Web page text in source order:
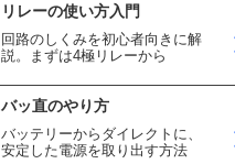
リレーの使い方入門
回路のしくみを初心者向きに解
説。まずは4極リレーから
バッ直のやり方
バッテリーからダイレクトに、
安定した電源を取り出す方法